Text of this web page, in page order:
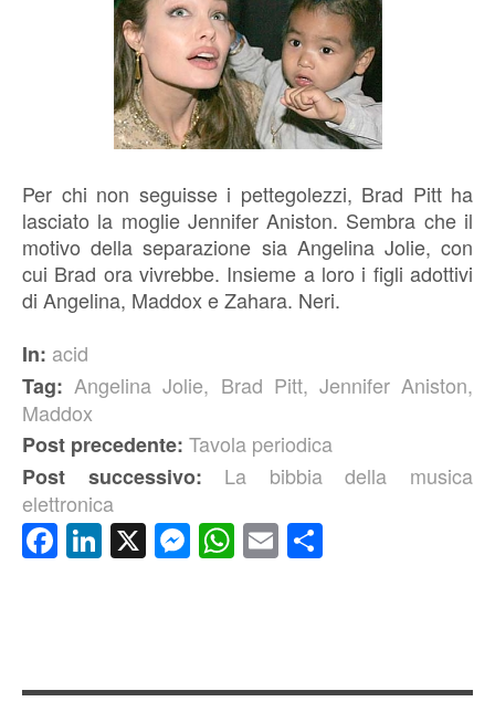
Per chi non seguisse i pettegolezzi, Brad Pitt ha
lasciato la moglie Jennifer Aniston. Sembra che il
motivo della separazione sia Angelina Jolie, con
cui Brad ora vivrebbe. Insieme a loro i figli adottivi
di Angelina, Maddox e Zahara. Neri.
In: acid
Tag: Angelina Jolie, Brad Pitt, Jennifer Aniston,
Maddox
Post precedente: Tavola periodica
Post successivo: La bibbia della musica
elettronica
Facebook
LinkedIn
X Messenger
WhatsApp
Email